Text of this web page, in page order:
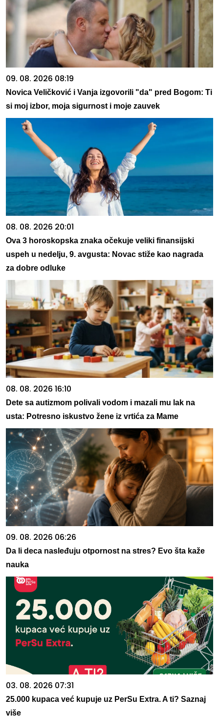
09. 08. 2026 08:19
Novica Veličković i Vanja izgovorili "da" pred Bogom: Ti
si moj izbor, moja sigurnost i moje zauvek
08. 08. 2026 20:01
Ova 3 horoskopska znaka očekuje veliki finansijski
uspeh u nedelju, 9. avgusta: Novac stiže kao nagrada
za dobre odluke
08. 08. 2026 16:10
Dete sa autizmom polivali vodom i mazali mu lak na
usta: Potresno iskustvo žene iz vrtića za Mame
09. 08. 2026 06:26
Da li deca nasleđuju otpornost na stres? Evo šta kaže
nauka
03. 08. 2026 07:31
25.000 kupaca već kupuje uz PerSu Extra. A ti? Saznaj
više